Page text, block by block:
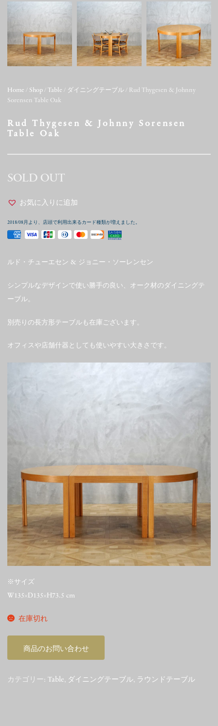
Home / Shop / Table / ダイニングテーブル / Rud Thygesen & Johnny
Sorensen Table Oak
Rud Thygesen & Johnny Sorensen
Table Oak
SOLD OUT
お気に入りに追加
2018/08月より、店頭で利用出来るカード種類が増えました。
ルド・チューエセン & ジョニー・ソーレンセン
シンプルなデザインで使い勝手の良い、オーク材のダイニングテ
ーブル。
別売りの長方形テーブルも在庫ございます。
オフィスや店舗什器としても使いやすい大きさです。
※サイズ
W135×D135×H73.5 cm
在庫切れ
商品のお問い合わせ
カテゴリー: Table, ダイニングテーブル, ラウンドテーブル